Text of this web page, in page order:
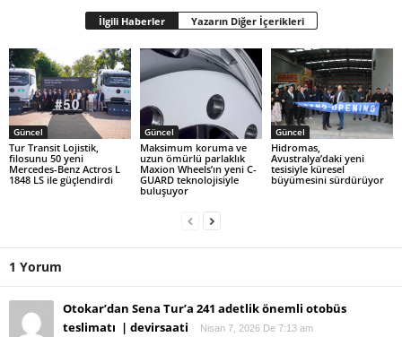
İlgili Haberler Yazarın Diğer İçerikleri
Güncel
Tur Transit Lojistik,
filosunu 50 yeni
Mercedes-Benz Actros L
1848 LS ile güçlendirdi
Güncel
Maksimum koruma ve
uzun ömürlü parlaklık
Maxion Wheels’ın yeni C-
GUARD teknolojisiyle
buluşuyor
Güncel
Hidromas,
Avustralya’daki yeni
tesisiyle küresel
büyümesini sürdürüyor
1 Yorum
Otokar’dan Sena Tur’a 241 adetlik önemli otobüs
teslimatı | devirsaati
Nisan 7, 2026 De 7:13 am